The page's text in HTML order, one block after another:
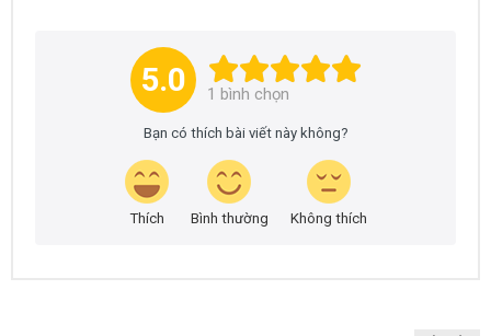
5.0 1 bình chọn
Bạn có thích bài viết này không?
Thích Bình thường Không thích